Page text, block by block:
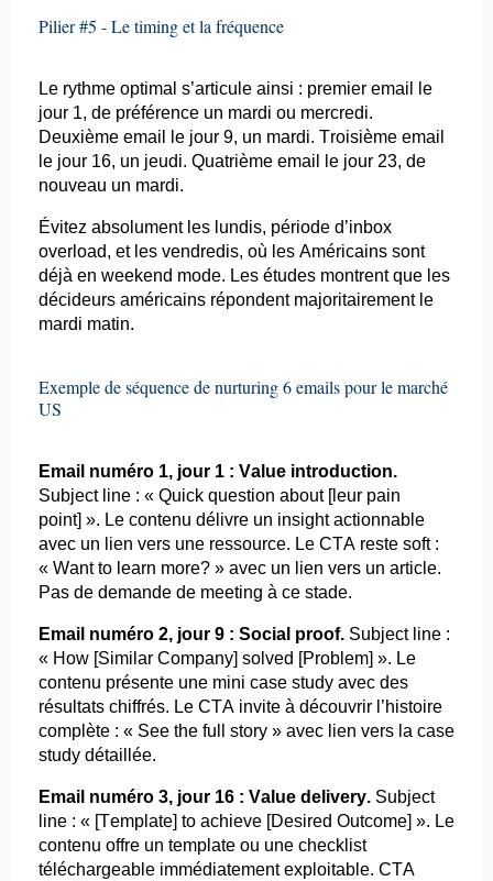
Pilier #5 - Letiminget la fréquence
Le rythme optimal s’articule ainsi : premier email
le
jour 1, de préférence un mardi ou mercredi.
Deuxième email le jour 9, un mardi. Troisième email
le jour 16, un jeudi. Quatrième email
le jour 23, de
nouveau un mardi.
Évitez absolument les lundis, période d’inbox
overload, et les vendredis, où les Américains sont
déjà en weekend mode. Les études montrent que les
décideurs américains répondent majoritairement le
mardi matin.
Exemple de séquence denurturing6emailspour le marché
US
Email numéro 1, jour 1 : Value introduction.
Subjectline : « Quick question about [leur pain
point] ». Le contenu délivre un insight actionnable
avec un lien vers une ressource. Le CTA reste soft :
« Wantto learn more?» avec un lien vers un article.
Pas de demande de meeting à ce stade.
Email numéro 2, jour 9 : Social proof. Subjectline :
« How [Similar Company] solved [Problem] ». Le
contenu présente une mini case studyavec des
résultats chiffrés. Le CTA invite à découvrir l’histoire
complète : « Seethe full story » avec lien vers la case
studydétaillée.
Email numéro 3, jour 16 : Value delivery. Subject
line : « [Template] to achieve[Desired Outcome] ». Le
contenu offre un templateou une checklist
téléchargeable immédiatement exploitable. CTA